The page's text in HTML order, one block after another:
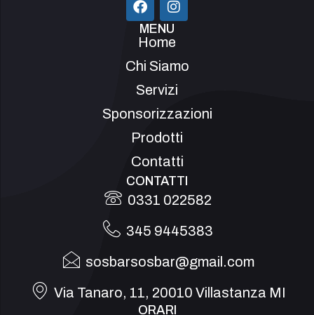
MENU
Home
Chi Siamo
Servizi
Sponsorizzazioni
Prodotti
Contatti
CONTATTI
0331 022582
345 9445383
sosbarsosbar@gmail.com
Via Tanaro, 11, 20010 Villastanza MI
ORARI